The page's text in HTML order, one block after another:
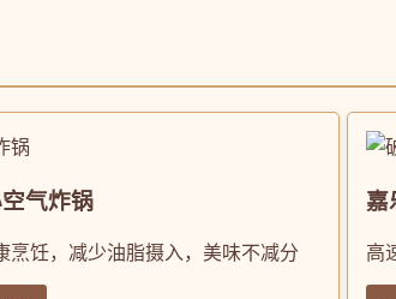
气炸锅
烹饪，减少油脂摄入，美味不减分
嘉
高